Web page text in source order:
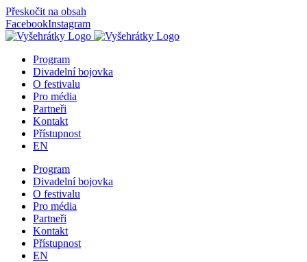
Přeskočit na obsah
FacebookInstagram
Program
Divadelní bojovka
O festivalu
Pro média
Partneři
Kontakt
Přístupnost
EN
Program
Divadelní bojovka
O festivalu
Pro média
Partneři
Kontakt
Přístupnost
EN